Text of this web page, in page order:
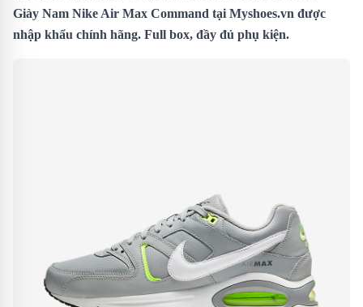
Giày Nam Nike Air Max Command tại Myshoes.vn được
nhập khẩu chính hãng. Full box, đầy đủ phụ kiện.